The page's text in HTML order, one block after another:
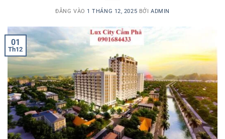
ĐĂNG VÀO 1 THÁNG 12, 2025 BỞI ADMIN
01
Th12